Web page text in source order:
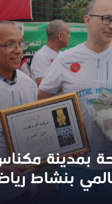
بمدينة
بنشاط